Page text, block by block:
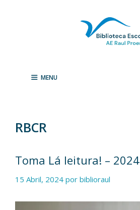
MENU
RBCR
Toma Lá leitura! – 2024
15 Abril, 2024 por biblioraul